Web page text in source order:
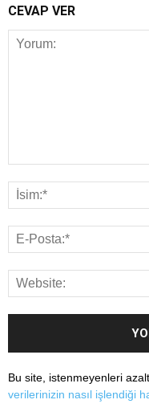
CEVAP VER
Bu site, istenmeyenleri
verilerinizin nasıl işlendiği